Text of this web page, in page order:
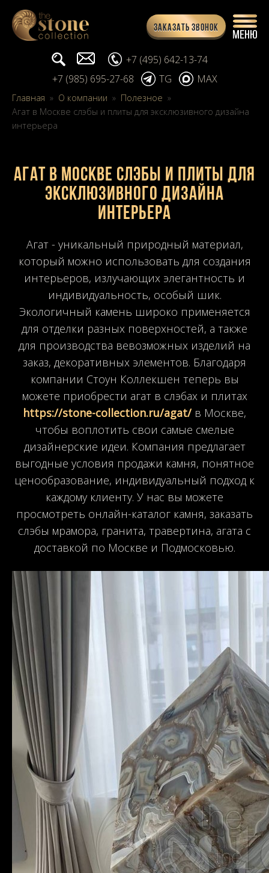
Заказать звонок
Поиск... info@stone-collection.ru
+7 (495) 642-13-74
+7 (985) 695-27-68
TG MAX
Главная » О компании » Полезное »
Агат в Москве слэбы и плиты для эксклюзивного дизайна
интерьера
Агат в Москве слэбы и плиты для
эксклюзивного дизайна
интерьера
Агат - уникальный природный материал,
который можно использовать для создания
интерьеров, излучающих элегантность и
индивидуальность, особый шик.
Экологичный камень широко применяется
для отделки разных поверхностей, а также
для производства вевозможных изделий на
заказ, декоративных элементов. Благодаря
компании Стоун Коллекшен теперь вы
можете приобрести агат в слэбах и плитах
https://stone-collection.ru/agat/в Москве,
чтобы воплотить свои самые смелые
дизайнерские идеи. Компания предлагает
выгодные условия продажи камня, понятное
ценообразование, индивидуальный подход к
каждому клиенту. У нас вы можете
просмотреть онлайн-каталог камня, заказать
слэбы мрамора, гранита, травертина, агата с
доставкой по Москве и Подмосковью.